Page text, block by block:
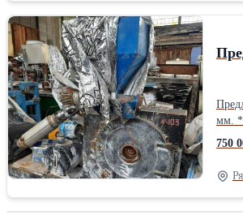
Предлагаем
мм. *
750